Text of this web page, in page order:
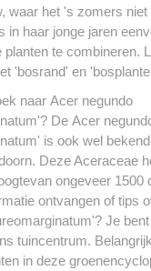
waar het 's zomers
in haar jonge jaren
planten te combineren.
'bosrand' en
naar Acer negundo
De Acer
is ook wel bekend
Deze Aceraceae
ongeveer 1500
ontvangen of tips
Je
tuincentrum.
in deze